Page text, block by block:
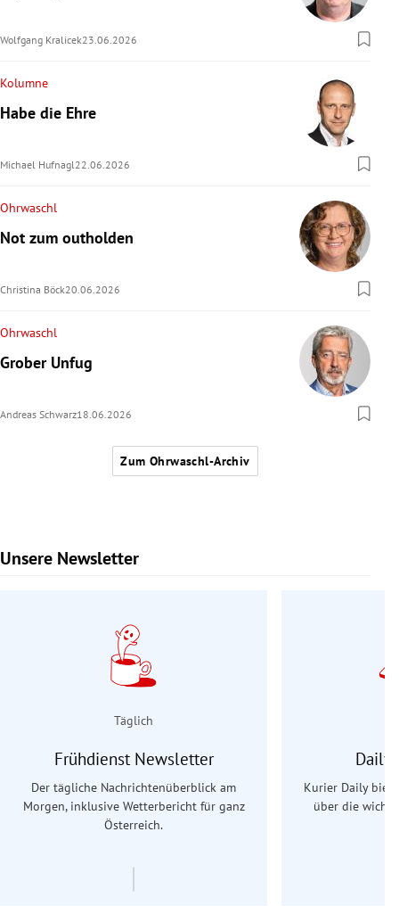
Wolfgang Kralicek23.06.2026
Kolumne
Habe die Ehre
Michael Hufnagl 22.06.2026
Ohrwaschl
Not zum outholden
Christina Böck20.06.2026
Ohrwaschl
Grober Unfug
Andreas Schwarz18.06.2026
Zum Ohrwaschl-Archiv
Unsere Newsletter
Slide 1 von 9
Täglich
Frühdienst Newsletter
Der tägliche Nachrichtenüberblick am
Morgen, inklusive Wetterbericht für ganz
Österreich.
Daily
Kurier Daily
über die